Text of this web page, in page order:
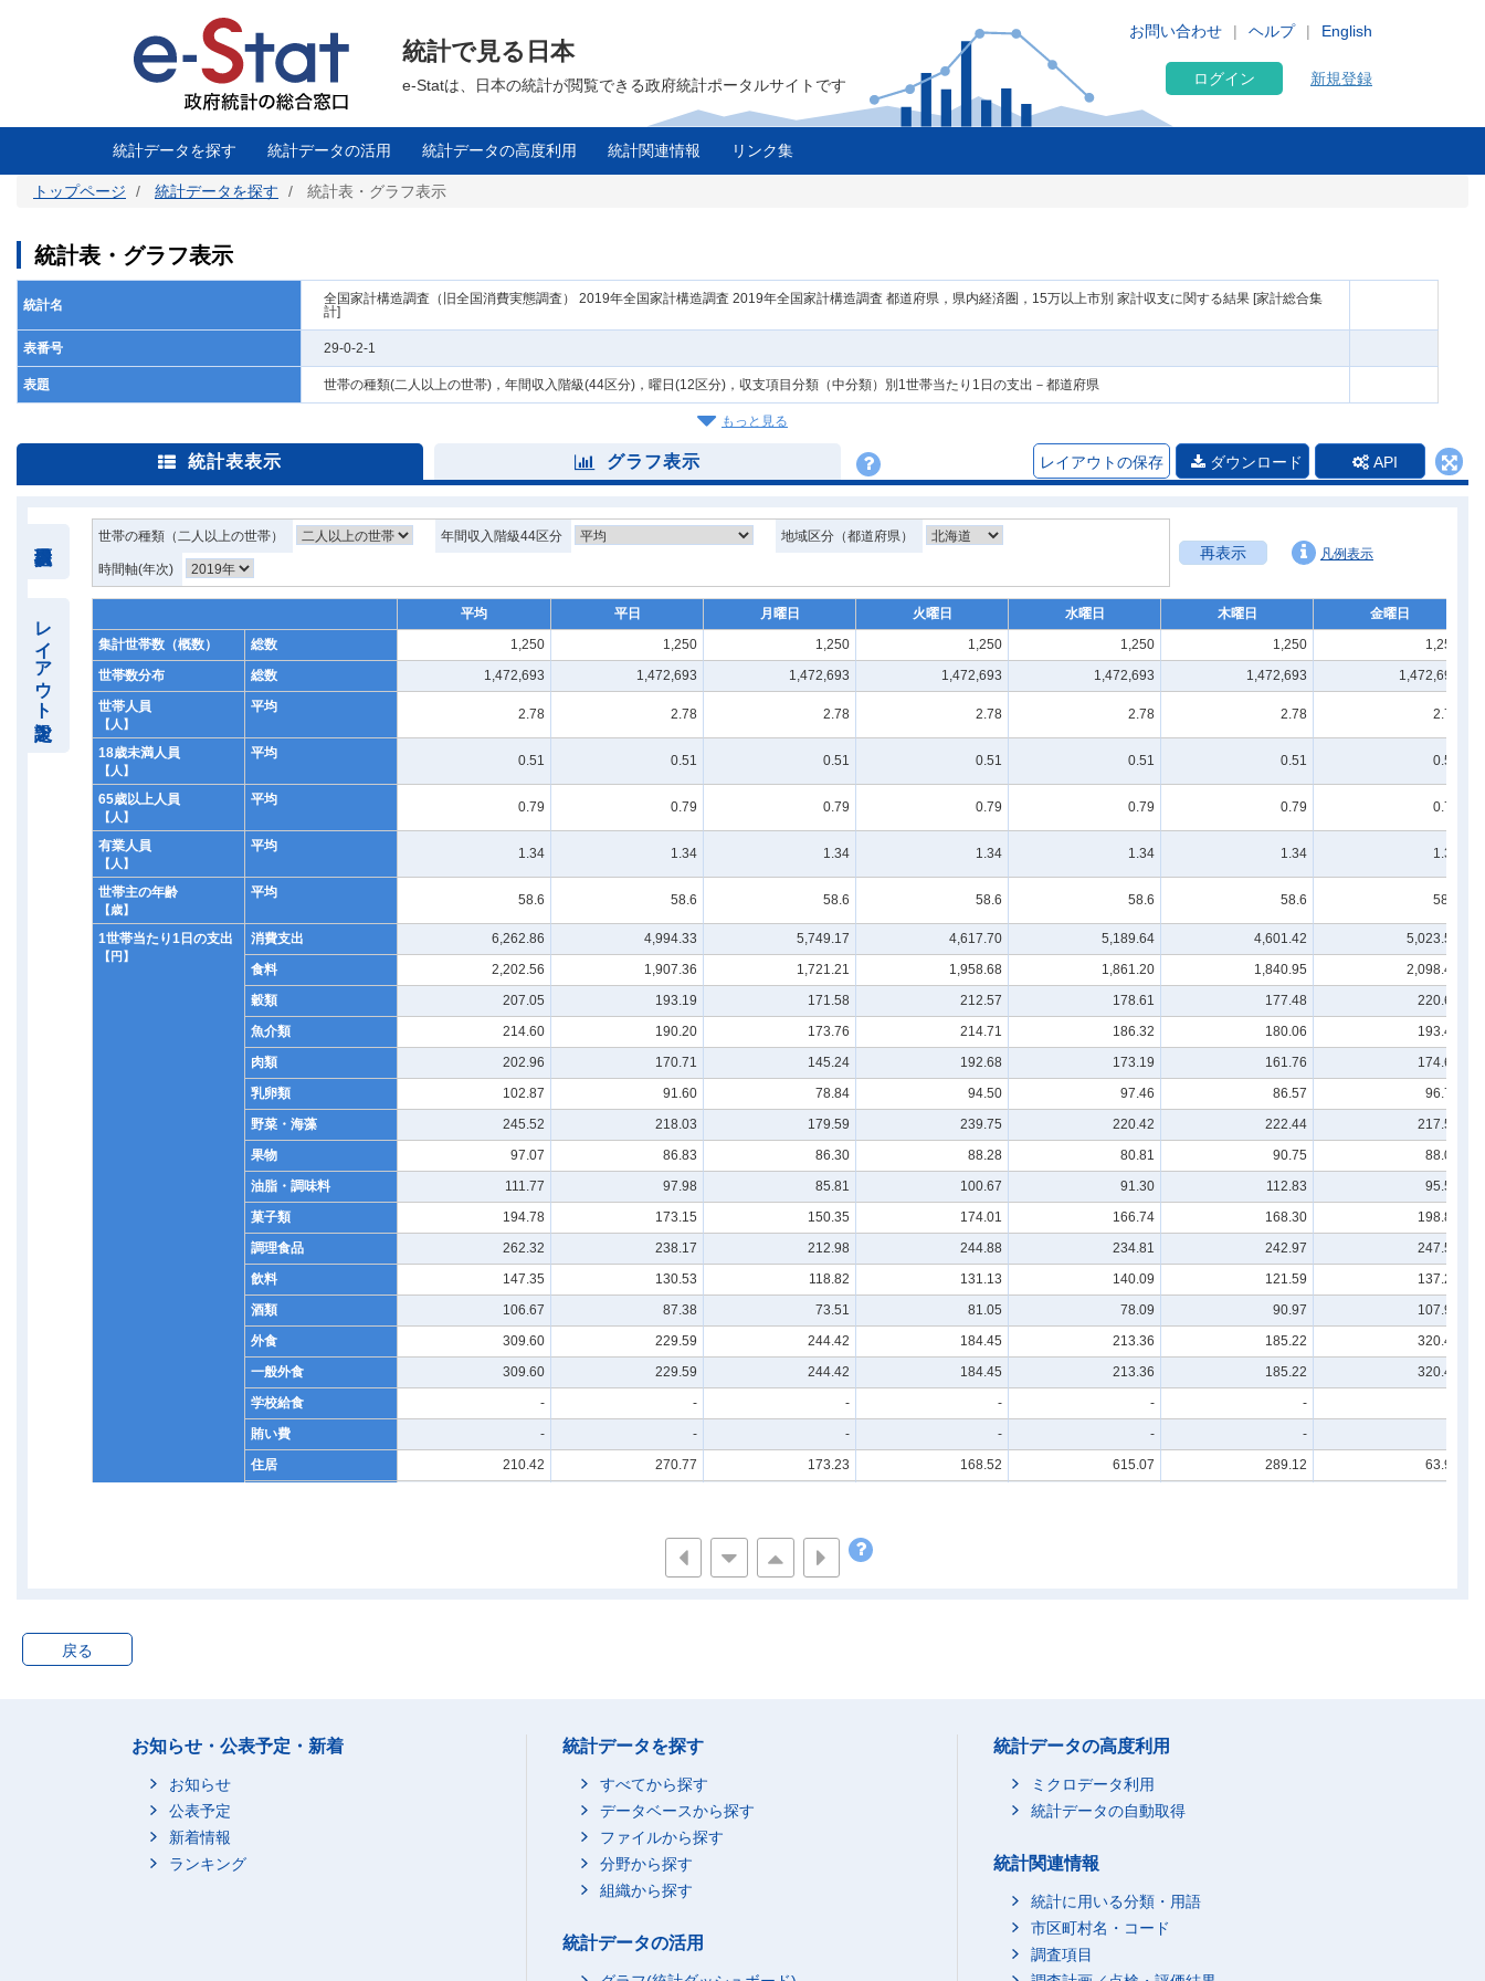
に
English
お問い合わせ ヘルプ
統計で見る日本
e-Statは、日本の統計が閲覧できる政府統計ポータルサイトです ログイン 新規登録
統計データを探す 統計データの活用 統計データの高度利用 統計関連情報 リンク集
トップページ 統計データを探す 統計表・グラフ表示
統計表・グラフ表示
統計名
全国家計構造調査（旧全国消費実態調査） 2019年全国家計構造調査 2019年全国家計構造調査 都道府県，県内経済圏，15万以上市別 家計収支に関する結果 [家計総合集
計]
表番号 29-0-2-1
表題 世帯の種類(二人以上の世帯)，年間収入階級(44区分)，曜日(12区分)，収支項目分類（中分類）別1世帯当たり1日の支出－都道府県
もっと見る
統計表表示 グラフ表示 レイアウトの保存 ダウンロード API
レイアウト設定
世帯の種類（二人以上の世帯） 年間収入階級44区分 地域区分（都道府県）
時間軸(年次)
再表示 凡例表示
平均 平日 月曜日 火曜日 水曜日 木曜日
金曜日
集計世帯数（概数）
総数 1,250 1,250 1,250 1,250 1,250 1,250
1,250
世帯数分布
総数 1,472,693 1,472,693 1,472,693 1,472,693 1,472,693 1,472,693
1,472,693
世帯人員
【人】
平均 2.78 2.78 2.78 2.78 2.78 2.78 2.78
18歳未満人員
【人】
平均 0.51 0.51 0.51 0.51 0.51 0.51 0.51
65歳以上人員
【人】
平均 0.79 0.79 0.79 0.79 0.79 0.79 0.79
有業人員
【人】
平均 1.34 1.34 1.34 1.34 1.34 1.34 1.34
世帯主の年齢
【歳】
平均 58.6 58.6 58.6 58.6 58.6 58.6 58.6
1世帯当たり1日の支出
【円】
消費支出 6,262.86 4,994.33 5,749.17 4,617.70 5,189.64 4,601.42
5,023.50
食料
2,202.56 1,907.36 1,721.21 1,958.68 1,861.20 1,840.95
2,098.45
穀類
207.05 193.19 171.58 212.57 178.61 177.48
220.67
魚介類
214.60 190.20 173.76 214.71 186.32 180.06
193.41
肉類
202.96 170.71 145.24 192.68 173.19 161.76
174.62
乳卵類
102.87 91.60 78.84 94.50 97.46 86.57
96.70
野菜・海藻
245.52 218.03 179.59 239.75 220.42 222.44
217.55
果物
97.07 86.83 86.30 88.28 80.81 90.75
88.00
油脂・調味料
111.77 97.98 85.81 100.67 91.30 112.83
95.51
菓子類
194.78 173.15 150.35 174.01 166.74 168.30
198.86
調理食品
262.32 238.17 212.98 244.88 234.81 242.97
247.55
飲料
147.35 130.53 118.82 131.13 140.09 121.59
137.20
酒類
106.67 87.38 73.51 81.05 78.09 90.97
107.94
外食
309.60 229.59 244.42 184.45 213.36 185.22
320.44
一般外食
309.60 229.59 244.42 184.45 213.36 185.22
320.44
学校給食
- - - - - -
賄い費
- - - - - -
住居
210.42 270.77 173.23 168.52 615.07 289.12
63.99
65.59 70.70
上下水道料
- -
241.22 197.93
68.41 24.18
19.61
37.59 145.86
11.22 3.36
7.03
戻る
お知らせ・公表予定・新着
お知らせ
公表予定
新着情報
ランキング
統計データを探す
すべてから探す
データベースから探す
ファイルから探す
分野から探す
組織から探す
統計データの活用
統計データの高度利用
ミクロデータ利用
統計データの自動取得
統計関連情報
統計に用いる分類・用語
市区町村名・コード
調査項目